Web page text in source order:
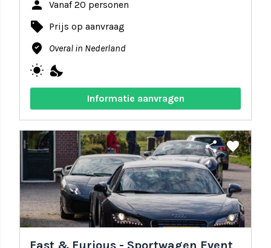
person Vanaf 20 personen
local_offer Prijs op aanvraag
where_to_vote Overal in Nederland
wb_sunny nights_stay
Informatie aanvragen
share favorite